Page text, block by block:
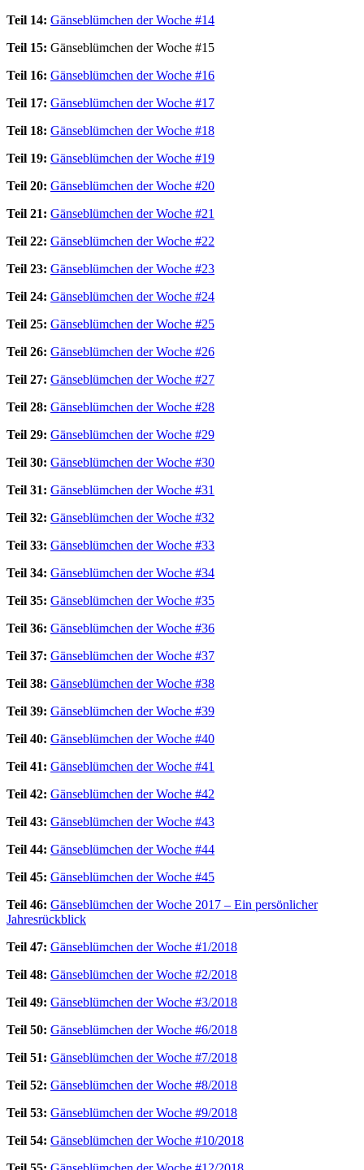
Teil 14: Gänseblümchen der Woche #14
Teil 15: Gänseblümchen der Woche #15
Teil 16: Gänseblümchen der Woche #16
Teil 17: Gänseblümchen der Woche #17
Teil 18: Gänseblümchen der Woche #18
Teil 19: Gänseblümchen der Woche #19
Teil 20: Gänseblümchen der Woche #20
Teil 21: Gänseblümchen der Woche #21
Teil 22: Gänseblümchen der Woche #22
Teil 23: Gänseblümchen der Woche #23
Teil 24: Gänseblümchen der Woche #24
Teil 25: Gänseblümchen der Woche #25
Teil 26: Gänseblümchen der Woche #26
Teil 27: Gänseblümchen der Woche #27
Teil 28: Gänseblümchen der Woche #28
Teil 29: Gänseblümchen der Woche #29
Teil 30: Gänseblümchen der Woche #30
Teil 31: Gänseblümchen der Woche #31
Teil 32: Gänseblümchen der Woche #32
Teil 33: Gänseblümchen der Woche #33
Teil 34: Gänseblümchen der Woche #34
Teil 35: Gänseblümchen der Woche #35
Teil 36: Gänseblümchen der Woche #36
Teil 37: Gänseblümchen der Woche #37
Teil 38: Gänseblümchen der Woche #38
Teil 39: Gänseblümchen der Woche #39
Teil 40: Gänseblümchen der Woche #40
Teil 41: Gänseblümchen der Woche #41
Teil 42: Gänseblümchen der Woche #42
Teil 43: Gänseblümchen der Woche #43
Teil 44: Gänseblümchen der Woche #44
Teil 45: Gänseblümchen der Woche #45
Teil 46: Gänseblümchen der Woche 2017 – Ein persönlicher
Jahresrückblick
Teil 47: Gänseblümchen der Woche #1/2018
Teil 48: Gänseblümchen der Woche #2/2018
Teil 49: Gänseblümchen der Woche #3/2018
Teil 50: Gänseblümchen der Woche #6/2018
Teil 51: Gänseblümchen der Woche #7/2018
Teil 52: Gänseblümchen der Woche #8/2018
Teil 53: Gänseblümchen der Woche #9/2018
Teil 54: Gänseblümchen der Woche #10/2018